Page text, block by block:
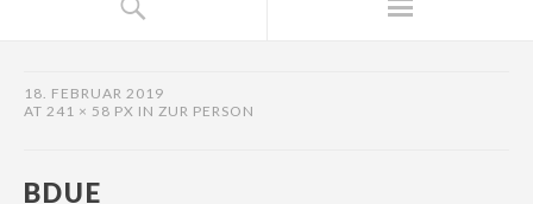
18. FEBRUAR 2019
AT 241 × 58 PX IN ZUR PERSON
BDUE